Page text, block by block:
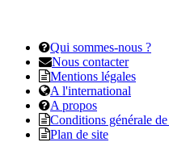
Qui sommes-nous ?
Nous contacter
Mentions légales
A l'international
A propos
Conditions générale
Plan de site